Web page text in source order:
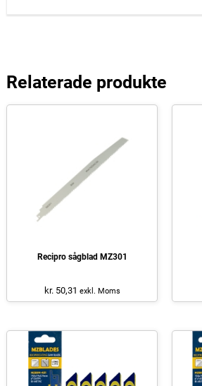
Relaterade produkte
Recipro sågblad MZ301
kr. 50,31 exkl. Moms